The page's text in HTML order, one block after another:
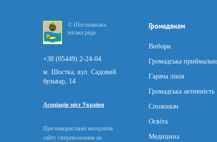
© Шосткинська
міська рада
+38 (05449) 2-24-04
м. Шостка, вул. Садовий
бульвар, 14
Асоціація міст України
При використанні матеріалів
сайту гіперпосилання на
Громадянам
Вибори
Громадська
Гаряча лінія
Громадська активність
Споживач
Освіта
Медицина